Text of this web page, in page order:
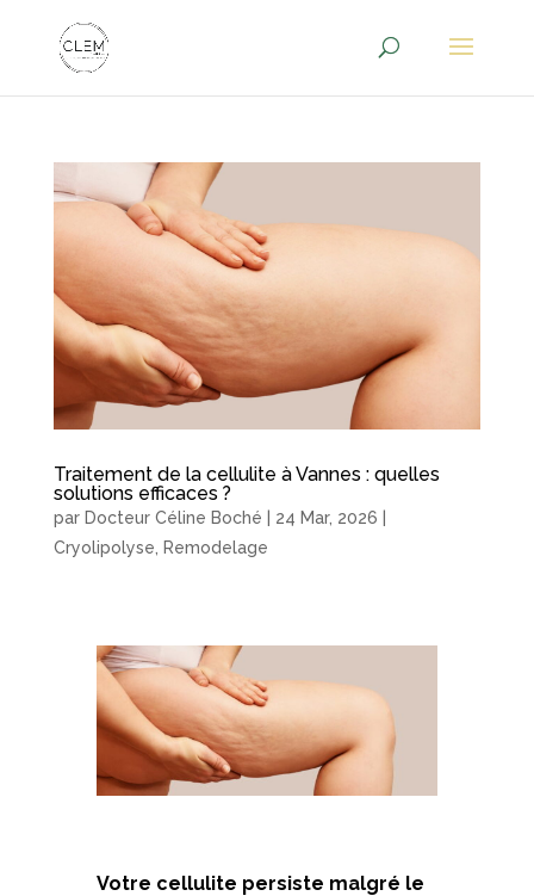
Traitement de la cellulite à Vannes : quelles
solutions efficaces ?
par Docteur Céline Boché 24 Mar, 2026
Cryolipolyse
Remodelage
Votre cellulite persiste malgré le